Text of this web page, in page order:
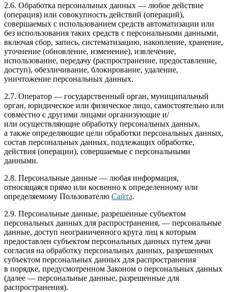
2.6. Обработка персональных данных — любое действие
(операция) или совокупность действий (операций),
совершаемых с использованием средств автоматизации или
без использования таких средств с персональными данными,
включая сбор, запись, систематизацию, накопление, хранение,
уточнение (обновление, изменение), извлечение,
использование, передачу (распространение, предоставление,
доступ), обезличивание, блокирование, удаление,
уничтожение персональных данных.
2.7. Оператор — государственный орган, муниципальный
орган, юридическое или физическое лицо, самостоятельно или
совместно с другими лицами организующие и/
или осуществляющие обработку персональных данных,
а также определяющие цели обработки персональных данных,
состав персональных данных, подлежащих обработке,
действия (операции), совершаемые с персональными
данными.
2.8. Персональные данные — любая информация,
относящаяся прямо или косвенно к определенному или
определяемому Пользователю Сайта.
2.9. Персональные данные, разрешенные субъектом
персональных данных для распространения, — персональные
данные, доступ неограниченного круга лиц к которым
предоставлен субъектом персональных данных путем дачи
согласия на обработку персональных данных, разрешенных
субъектом персональных данных для распространения
в порядке, предусмотренном Законом о персональных данных
(далее — персональные данные, разрешенные для
распространения).